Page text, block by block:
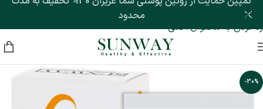
رد کردن به ناوبری
رد کردن به محتوای اصلی
محدود
-30%